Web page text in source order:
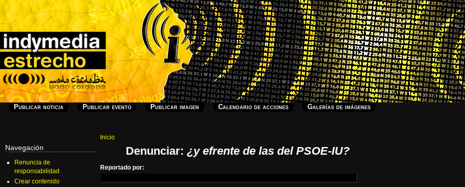
Inicio
Denunciar: ¿y efrente de las del PSOE-IU?
Reportado por:
Publicar noticia Publicar evento Publicar imagen Calendario de acciones Galerías de imágenes
Navegación
Renuncia de
responsabilidad
Crear contenido